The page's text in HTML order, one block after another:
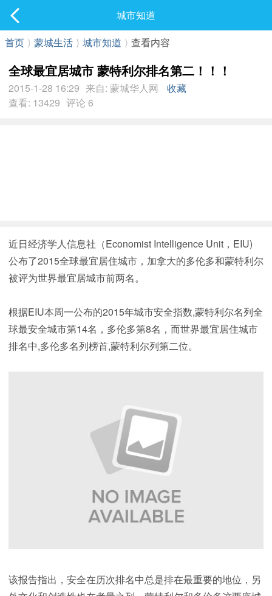
最新发表
城市知道
首页 ⟩ 蒙城生活 ⟩ 城市知道 ⟩ 查看内容
全球最宜居城市 蒙特利尔排名第二！！！
2015-1-28 16:29 来自: 蒙城华人网
收藏
查看: 13429 评论 6
近日经济学人信息社（Economist Intelligence Unit，EIU)
公布了2015全球最宜居住城市，加拿大的多伦多和蒙特利尔
被评为世界最宜居城市前两名。
根据EIU本周一公布的2015年城市安全指数,蒙特利尔名列全
球最安全城市第14名，多伦多第8名，而世界最宜居住城市
排名中,多伦多名列榜首,蒙特利尔列第二位。
该报告指出，安全在历次排名中总是排在最重要的地位，另